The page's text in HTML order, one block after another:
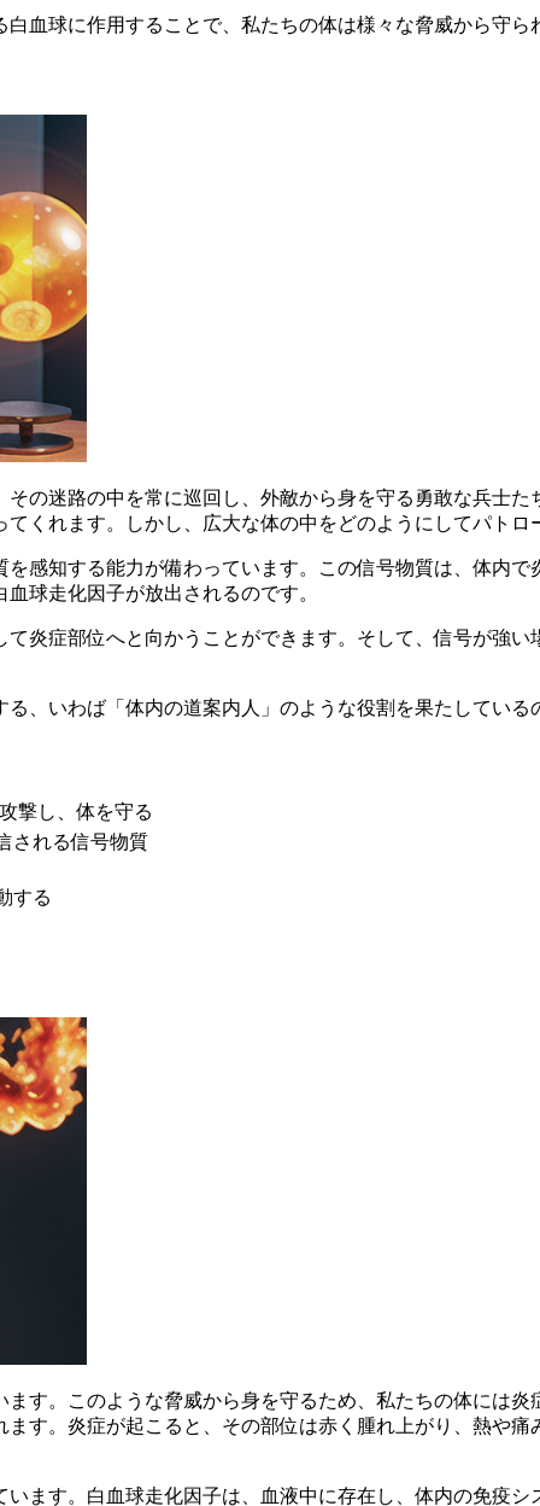
血球に作用することで、私たちの体は様々な脅威から守ら
の迷路の中を常に巡回し、外敵から身を守る勇敢な兵士た
くれます。しかし、広大な体の中をどのようにしてパト
を感知する能力が備わっています。この信号物質は、体内
球走化因子が放出されるのです。
炎症部位へと向かうことができます。そして、信号が強
る、いわば 「体内の道案内人」 のような役割を果たしている
撃し、体を守る
される信号物質
する
す。このような脅威から身を守るため、私たちの体には炎
す。炎症が起こると、その部位は赤く腫れ上がり、熱や
います。白血球走化因子は、血液中に存在し、体内の免疫